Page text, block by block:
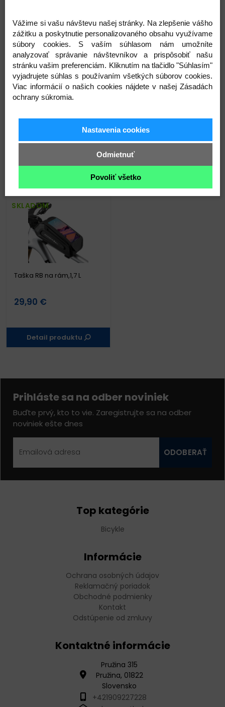
Parametre
Súvisiace produkty
SKLADOM
Taška RB na rám,1,7 L
29,90 €
Detail produktu
Prihláste sa na odber noviniek
Buďte prvý, kto to vie. Zaregistrujte sa na odber
noviniek ešte dnes
ODOBERAŤ
Top kategórie
Bicykle
Informácie
Ochrana osobných údajov
Reklamačný poriadok
Obchodné podmienky
Kontakt
Odstúpenie od zmluvy
Kontaktné informácie
Pružina 315
Pružina, 01822
Slovensko
+421909227228
Vážime si vašu návštevu našej stránky. Na zlepšenie vášho
zážitku a poskytnutie personalizovaného obsahu využívame
súbory cookies. S vaším súhlasom nám umožníte
analyzovať správanie návštevníkov a prispôsobiť našu
stránku vašim preferenciám. Kliknutím na tlačidlo "Súhlasím"
vyjadrujete súhlas s používaním všetkých súborov cookies.
Viac informácií o našich cookies nájdete v našej Zásadách
ochrany súkromia.
Nastavenia cookies
Odmietnuť
Povoliť všetko